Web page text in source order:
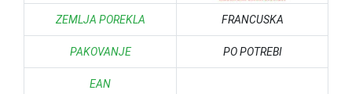
ZEMLJA POREKLA FRANCUSKA
PAKOVANJE PO POTREBI
EAN